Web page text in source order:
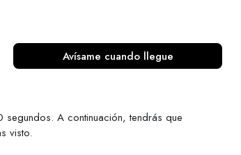
Avísame cuando llegue
segundos. A continuación, tendrás que
visto.